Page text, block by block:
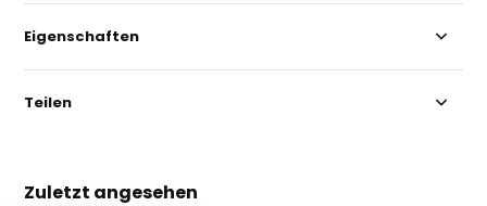
Eigenschaften
Teilen
Zuletzt angesehen